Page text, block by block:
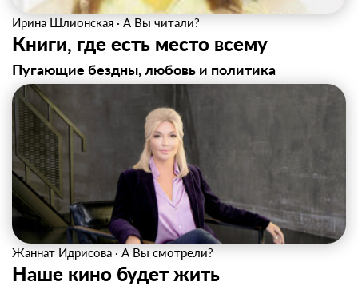
Ирина Шлионская · А Вы читали?
Книги, где есть место всему
Пугающие бездны, любовь и политика
Жаннат Идрисова · А Вы смотрели?
Наше кино будет жить